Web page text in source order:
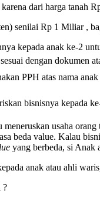
karena dari harga tanah
senilai Rp 1 Miliar ,
kepada anak ke-2
dengan dokumen
PPH atas nama
bisnisnya kepada
usaha
beda value. Kalau
yang berbeda, si Anak
anak atau ahli
?